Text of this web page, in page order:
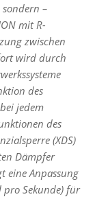
sondern –
mit R-
zwischen
wird durch
des
jedem
des
(XDS)
Dämpfer
eine Anpassung
Sekunde) für